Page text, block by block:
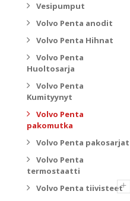
Vesipumput
Volvo Penta anodit
Volvo Penta Hihnat
Volvo Penta
Huoltosarja
Volvo Penta
Kumityynyt
Volvo Penta
pakomutka
Volvo Penta pakosarjat
Volvo Penta
termostaatti
+
Volvo Penta tiivisteet